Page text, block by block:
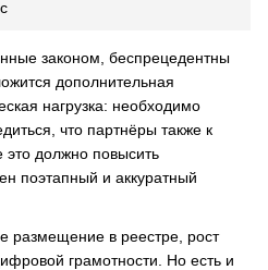
законом, беспрецедентны
дополнительная
нагрузка: необходимо
что партнёры также к
это должно повысить
поэтапный и аккуратный
размещение в реестре, рост
грамотности. Но есть и